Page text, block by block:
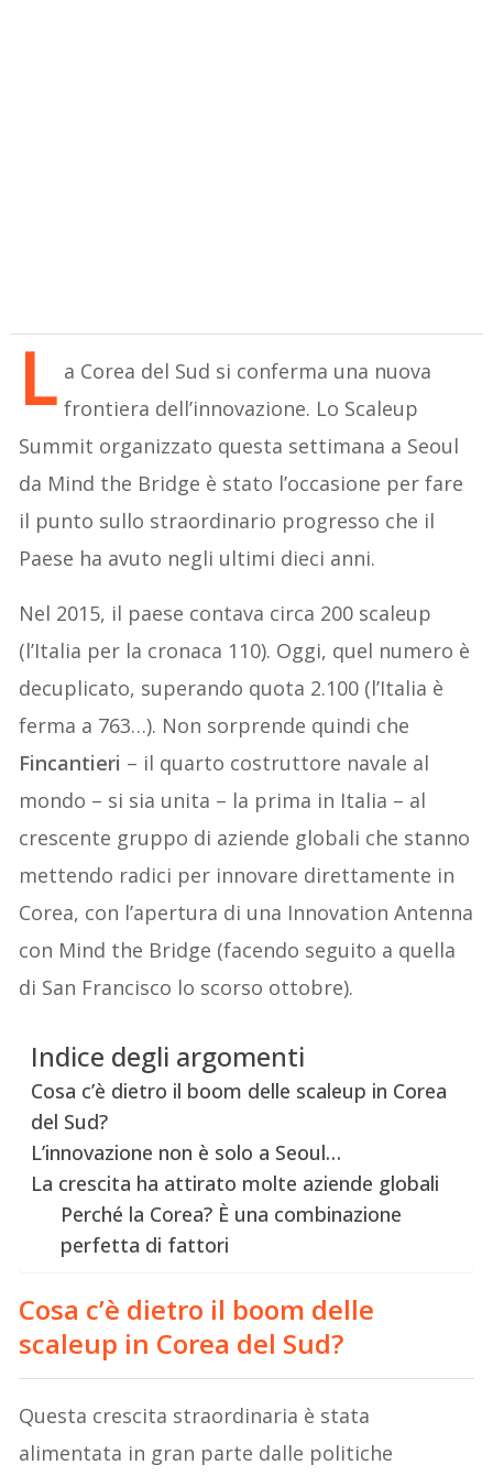
L a Corea del Sud si conferma una nuova
frontiera dell’innovazione. Lo Scaleup
Summit organizzato questa settimana a Seoul
da Mind the Bridge è stato l’occasione per fare
il punto sullo straordinario progresso che il
Paese ha avuto negli ultimi dieci anni.
Nel 2015, il paese contava circa 200 scaleup
(l’Italia per la cronaca 110). Oggi, quel numero è
decuplicato, superando quota 2.100 (l’Italia è
ferma a 763…). Non sorprende quindi che
Fincantieri – il quarto costruttore navale al
mondo – si sia unita – la prima in Italia – al
crescente gruppo di aziende globali che stanno
mettendo radici per innovare direttamente in
Corea, con l’apertura di una Innovation Antenna
con Mind the Bridge (facendo seguito a quella
di San Francisco lo scorso ottobre).
Indice degli argomenti
Cosa c’è dietro il boom delle scaleup in Corea
del Sud?
L’innovazione non è solo a Seoul…
La crescita ha attirato molte aziende globali
Perché la Corea? È una combinazione
perfetta di fattori
Cosa c’è dietro il boom delle
scaleup in Corea del Sud?
Questa crescita straordinaria è stata
alimentata in gran parte dalle politiche